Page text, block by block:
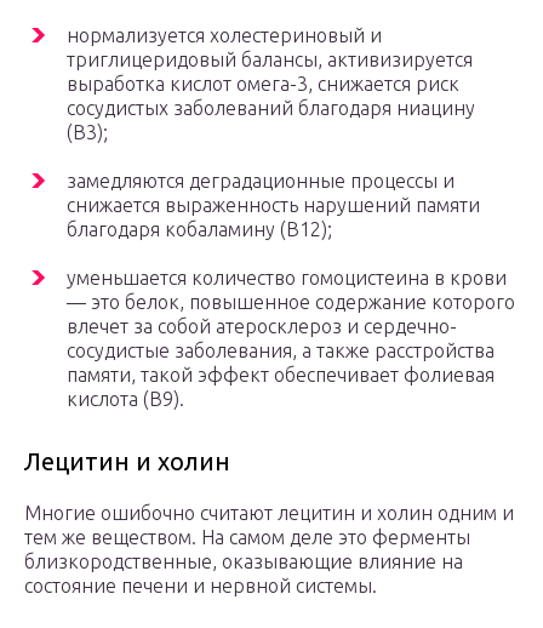
нормализуется холестериновый и
триглицеридовый балансы, активизируется
выработка кислот омега-3, снижается риск
сосудистых заболеваний благодаря ниацину
(В3);
замедляются деградационные процессы и
снижается выраженность нарушений памяти
благодаря кобаламину (B12);
уменьшается количество гомоцистеина в крови
— это белок, повышенное содержание которого
влечет за собой атеросклероз и сердечно-
сосудистые заболевания, а также расстройства
памяти, такой эффект обеспечивает фолиевая
кислота (В9).
Лецитин и холин
Многие ошибочно считают лецитин и холин одним и
тем же веществом. На самом деле это ферменты
близкородственные, оказывающие влияние на
состояние печени и нервной системы.